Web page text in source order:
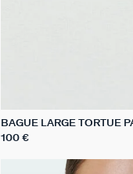
BAGUE LARGE TORTUE
100 €